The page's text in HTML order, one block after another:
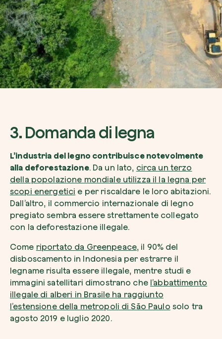
3. Domanda di legna
L’industria del legno contribuisce notevolmente
alla deforestazione. Da un lato, circa un terzo
della popolazione mondiale utilizza il la legna per
scopi energetici e per riscaldare le loro abitazioni.
Dall’altro, il commercio internazionale di legno
pregiato sembra essere strettamente collegato
con la deforestazione illegale.
Come riportato da Greenpeace, il 90% del
disboscamento in Indonesia per estrarre il
legname risulta essere illegale, mentre studi e
immagini satellitari dimostrano che l’abbattimento
illegale di alberi in Brasile ha raggiunto
l’estensione della metropoli di São Paulo solo tra
agosto 2019 e luglio 2020.